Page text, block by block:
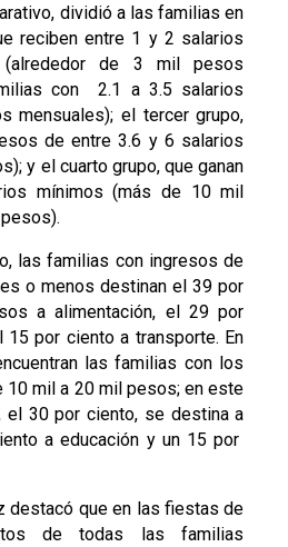
dividió a las familias en
reciben entre 1 y 2 salarios
de 3 mil pesos
con 2.1 a 3.5 salarios
mensuales); el tercer grupo,
de entre 3.6 y 6 salarios
y el cuarto grupo, que ganan
mínimos (más de 10 mil
las familias con ingresos de
o menos destinan el 39 por
a alimentación, el 29 por
por ciento a transporte. En
las familias con los
10 mil a 20 mil pesos; en este
el 30 por ciento, se destina a
a educación y un 15 por
destacó que en las fiestas de
de todas las familias